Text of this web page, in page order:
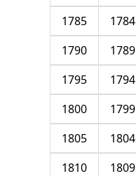
1784
1785
1789
1790
1794
1795
1799
1800
1804
1805
1809
1810